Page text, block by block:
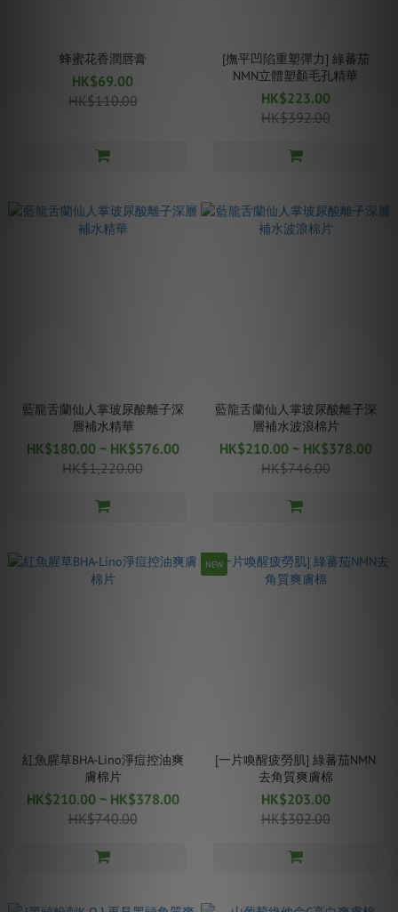
蜂蜜花香潤唇膏
HK$69.00
HK$110.00
[撫平凹陷重塑彈力] 綠蕃茄
NMN立體塑顏毛孔精華
HK$223.00
HK$392.00
藍龍舌蘭仙人掌玻尿酸離子深
層補水精華
HK$180.00 ~ HK$576.00
HK$1,220.00
藍龍舌蘭仙人掌玻尿酸離子深
層補水波浪棉片
HK$210.00 ~ HK$378.00
HK$746.00
紅魚腥草BHA-Lino淨痘控油爽
膚棉片
HK$210.00 ~ HK$378.00
HK$740.00
NEW
[一片喚醒疲勞肌] 綠蕃茄NMN
去角質爽膚棉
HK$203.00
HK$302.00